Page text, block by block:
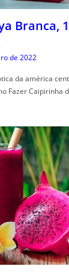
Branca,
de 2022
da américa
Fazer Caipirinha